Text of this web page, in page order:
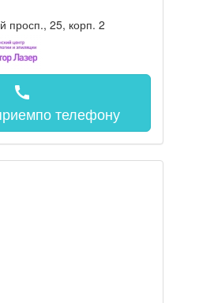
просп., 25, корп. 2
call
по телефону